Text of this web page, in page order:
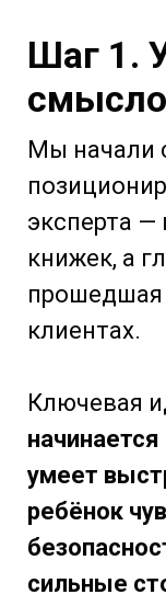
Шаг 1.
Мы начали
эксперта —
книжек, а
прошедшая
клиентах.
Ключевая
умеет
ребёнок
сильные